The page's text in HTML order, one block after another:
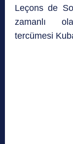
Leçons de
zamanlı
tercümesi